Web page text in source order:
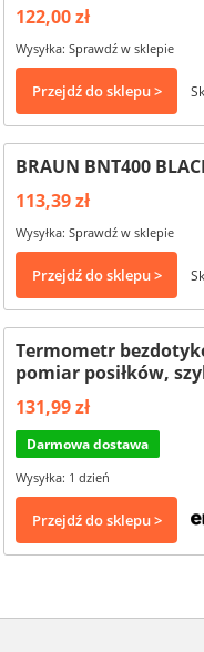
122,00 zł
Wysyłka: Sprawdź w sklepie
Przejdź do sklepu >
BRAUN BNT400
113,39 zł
Wysyłka: Sprawdź w sklepie
Przejdź do sklepu >
Termometr
pomiar posiłków,
131,99 zł
Darmowa dostawa
Wysyłka: 1 dzień
Przejdź do sklepu >